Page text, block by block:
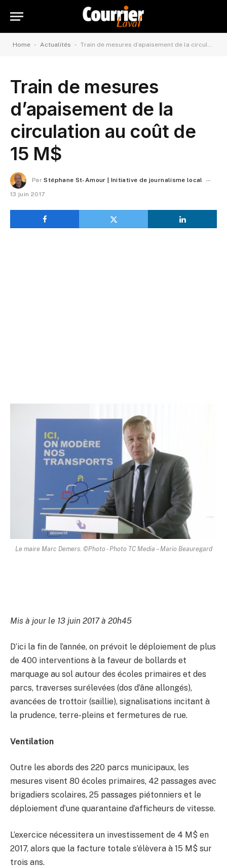
Home - Actualités - Train de mesures d’apaisement de la circulation au coût de 15 M$
Train de mesures
d’apaisement de la
circulation au coût de
15 M$
Par Stéphane St-Amour | Initiative de journalisme local
13 juin 2017
Le maire Marc Demers. ©Photo - Photo TC Media – Mario Beauregard
Mis à jour le 13 juin 2017 à 20h45
D’ici la fin de l’année, on prévoit le déploiement de plus
de 400 interventions à la faveur de bollards et
marquage au sol autour des écoles primaires et des
parcs, traverses surélevées (dos d’âne allongés),
avancées de trottoir (saillie), signalisations incitant à
la prudence, terre-pleins et fermetures de rue.
Ventilation
Outre les abords des 220 parcs municipaux, les
mesures visent 80 écoles primaires, 42 passages avec
brigadiers scolaires, 25 passages piétonniers et le
déploiement d’une quarantaine d’afficheurs de vitesse.
L’exercice nécessitera un investissement de 4 M$ en
2017, alors que la facture totale s’élèvera à 15 M$ sur
trois ans.